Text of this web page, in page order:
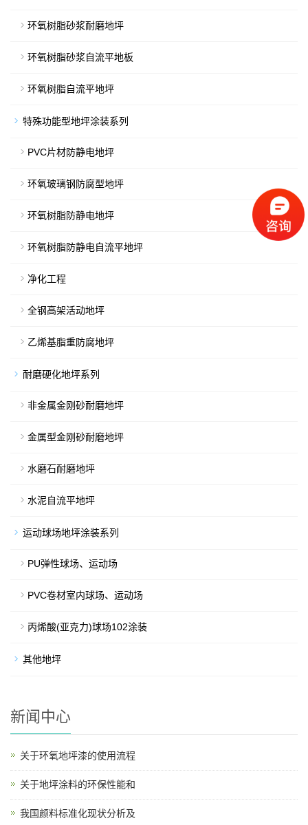
环氧树脂砂浆耐磨地坪
环氧树脂砂浆自流平地板
环氧树脂自流平地坪
特殊功能型地坪涂装系列
PVC片材防静电地坪
环氧玻璃钢防腐型地坪
环氧树脂防静电地坪
环氧树脂防静电自流平地坪
净化工程
全钢高架活动地坪
乙烯基脂重防腐地坪
耐磨硬化地坪系列
非金属金刚砂耐磨地坪
金属型金刚砂耐磨地坪
水磨石耐磨地坪
水泥自流平地坪
运动球场地坪涂装系列
PU弹性球场、运动场
PVC卷材室内球场、运动场
丙烯酸(亚克力)球场102涂装
其他地坪
新闻中心
关于环氧地坪漆的使用流程
关于地坪涂料的环保性能和
我国颜料标准化现状分析及